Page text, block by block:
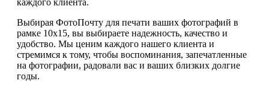
каждого клиента.
Выбирая ФотоПочту для печати ваших фотографий в
рамке 10х15, вы выбираете надежность, качество и
удобство. Мы ценим каждого нашего клиента и
стремимся к тому, чтобы воспоминания, запечатленные
на фотографии, радовали вас и ваших близких долгие
годы.